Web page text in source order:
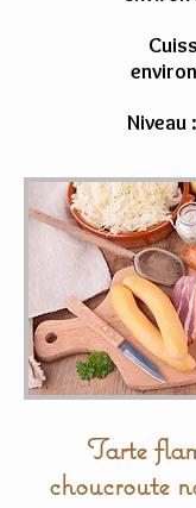
Niveau
Tarte
choucroute